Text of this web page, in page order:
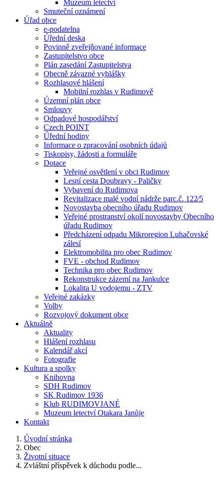
Muzeum letectví
Smuteční oznámení
Úřad obce
e-podatelna
Úřední deska
Povinně zveřejňované informace
Zastupitelstvo obce
Plán zasedání Zastupitelstva
Obecně závazné vyhlášky
Rozhlasové hlášení
Mobilní rozhlas v Rudimově
Územní plán obce
Smlouvy
Odpadové hospodářství
Czech POINT
Úřední hodiny
Informace o zpracování osobních údajů
Tiskopisy, žádosti a formuláře
Dotace
Veřejné osvětlení v obci Rudimov
Lesní cesta Doubravy - Paličky
Vybavení do Rudimova
Revitalizace malé vodní nádrže parc.č. 122⁄5
Novostavba obecního úřadu Rudimov
Veřejné prostranství okolí novostavby Obecního
úřadu Rudimov
Předcházení odpadu Mikroregion Luhačovské
zálesí
Elektromobilita pro obec Rudimov
FVE - obchod Rudimov
Technika pro obec Rudimov
Rekonstrukce zázemí na Jankulce
Lokalita U vodojemu - ZTV
Veřejné zakázky
Volby
Rozvojový dokument obce
Aktuálně
Aktuality
Hlášení rozhlasu
Kalendář akcí
Fotografie
Kultura a spolky
Knihovna
SDH Rudimov
SK Rudimov 1936
Klub RUDIMOVJANÉ
Muzeum letectví Otakara Janůje
Kontakt
Úvodní stránka
Obec
Životní situace
Zvláštní příspěvek k důchodu podle...